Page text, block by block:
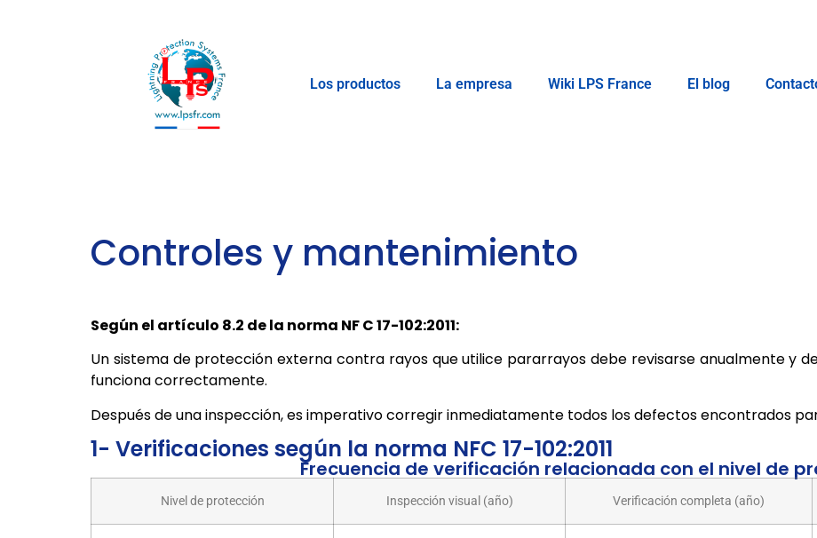
Los productos La empresa Wiki LPS France El blog
Controles y mantenimiento
Según el artículo 8.2 de la norma NF C 17-102:2011:
Un sistema de protección externa contra rayos que utilice pararrayos debe revisarse anualmente y
funciona correctamente.
Después de una inspección, es imperativo corregir inmediatamente todos los defectos encontrados
1- Verificaciones según la norma NFC 17-102:2011
Frecuencia de verificación relacionada con el nivel de
Nivel de protección Inspección visual (año) Verificación completa (año)